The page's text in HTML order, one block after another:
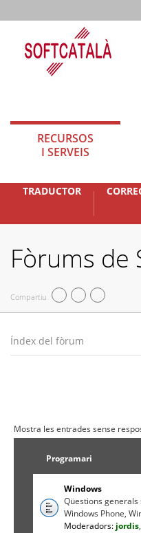
RECURSOS
I SERVEIS
TRADUCTOR
Fòrums de
Compartiu
Índex del fòrum
Mostra les entrades sense
Programari
Windows
Qüestions
Windows Phone,
Moderadors: jordis